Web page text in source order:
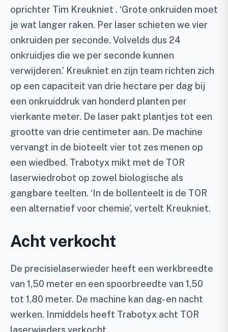
oprichter Tim Kreukniet . ‘Grote onkruiden moet
je wat langer raken. Per laser schieten we vier
onkruiden per seconde. Volvelds dus 24
onkruidjes die we per seconde kunnen
verwijderen.’ Kreukniet en zijn team richten zich
op een capaciteit van drie hectare per dag bij
een onkruiddruk van honderd planten per
vierkante meter. De laser pakt plantjes tot een
grootte van drie centimeter aan. De machine
vervangt in de bioteelt vier tot zes menen op
een wiedbed. Trabotyx mikt met de TOR
laserwiedrobot op zowel biologische als
gangbare teelten. ‘In de bollenteelt is de TOR
een alternatief voor chemie’, vertelt Kreukniet.
Acht verkocht
De precisielaserwieder heeft een werkbreedte
van 1,50 meter en een spoorbreedte van 1,50
tot 1,80 meter. De machine kan dag- en nacht
werken. Inmiddels heeft Trabotyx acht TOR
laserwieders verkocht.